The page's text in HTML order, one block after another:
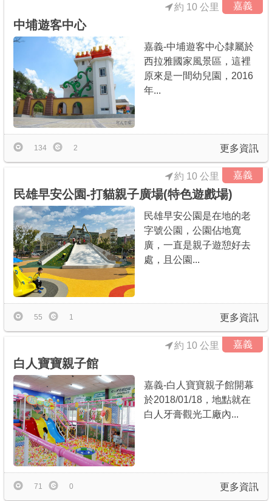
嘉義
約 10 公里
中埔遊客中心
嘉義-中埔遊客中心隸屬於
西拉雅國家風景區，這裡
原來是一間幼兒園，2016
年...
更多資訊
134 2
嘉義
約 10 公里
民雄早安公園-打貓親子廣場(特色遊戲場)
民雄早安公園是在地的老
字號公園，公園佔地寬
廣，一直是親子遊憩好去
處，且公園...
更多資訊
55 1
嘉義
約 10 公里
白人寶寶親子館
嘉義-白人寶寶親子館開幕
於2018/01/18，地點就在
白人牙膏觀光工廠內...
更多資訊
71 0